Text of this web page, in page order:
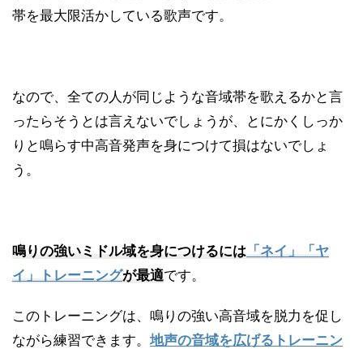
帯を最大限活かしている歌声です。
なので、全ての人が同じような音域帯を歌えるかと言
ったらそうとは言えないでしょうが、とにかくしっか
りと鳴らす中高音発声を身につけて損はないでしょ
う。
鳴りの強いミドル域を身につけるには 「ネイ」「ヤ
イ」トレーニングが最適です。
このトレーニングは、鳴りの強い高音域を脱力を促し
ながら練習できます。 地声の音域を広げるトレーニン